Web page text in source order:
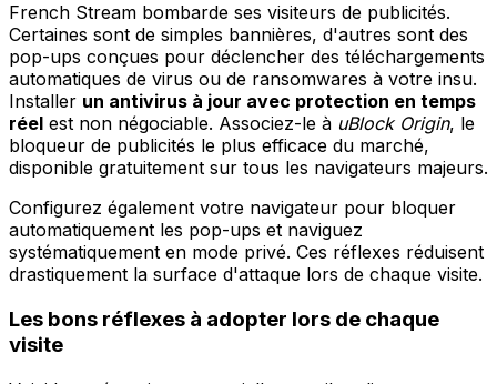
French Stream bombarde ses visiteurs de publicités.
Certaines sont de simples bannières, d'autres sont des
pop-ups conçues pour déclencher des téléchargements
automatiques de virus ou de ransomwares à votre insu.
Installer un antivirus à jour avec protection en temps
réel est non négociable. Associez-le à uBlock Origin, le
bloqueur de publicités le plus efficace du marché,
disponible gratuitement sur tous les navigateurs majeurs.
Configurez également votre navigateur pour bloquer
automatiquement les pop-ups et naviguez
systématiquement en mode privé. Ces réflexes réduisent
drastiquement la surface d'attaque lors de chaque visite.
Les bons réflexes à adopter lors de chaque
visite